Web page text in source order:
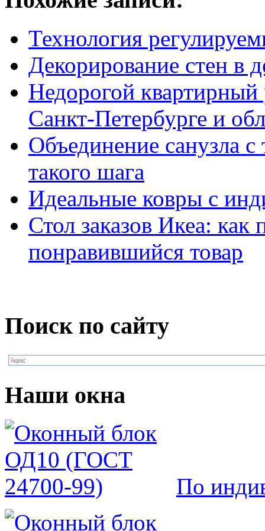
Технология
Декорирование стен в
Недорогой квартирный
Санкт-Петербурге и
Объединение санузла
такого шага
Идеальные ковры с
Стол заказов Икеа:
понравившийся товар
Поиск по сайту
Наши окна
По